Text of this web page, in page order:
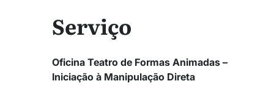
Serviço
Oficina Teatro de Formas Animadas –
Iniciação à Manipulação Direta